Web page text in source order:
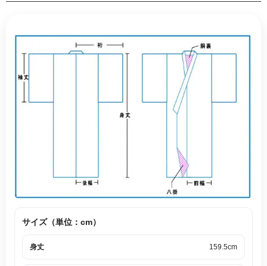
サイズ（単位：cm）
身丈 159.5cm